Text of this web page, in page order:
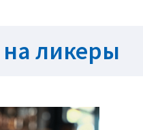
ликеры